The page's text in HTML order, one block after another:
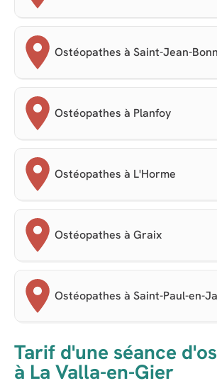
Ostéopathes à Saint-Jean-
Ostéopathes à Planfoy
Ostéopathes à L'Horme
Ostéopathes à Graix
Ostéopathes à Saint-Paul-en-
Tarif d'une séance
à La Valla-en-Gier